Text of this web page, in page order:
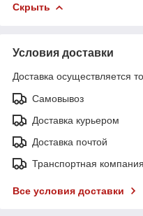
Скрыть
Условия доставки
Доставка осуществляется
Самовывоз
Доставка курьером
Доставка почтой
Транспортная компания
Все условия доставки